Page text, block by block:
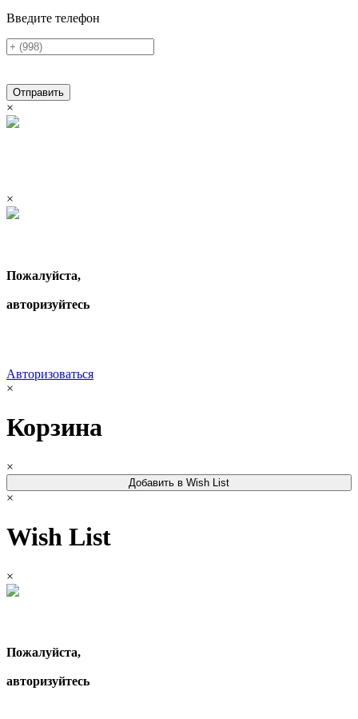
Введите телефон
Отправить
×
×
Пожалуйста,
авторизуйтесь
Авторизоваться
×
Корзина
×
Добавить в Wish List
×
Wish List
×
Пожалуйста,
авторизуйтесь